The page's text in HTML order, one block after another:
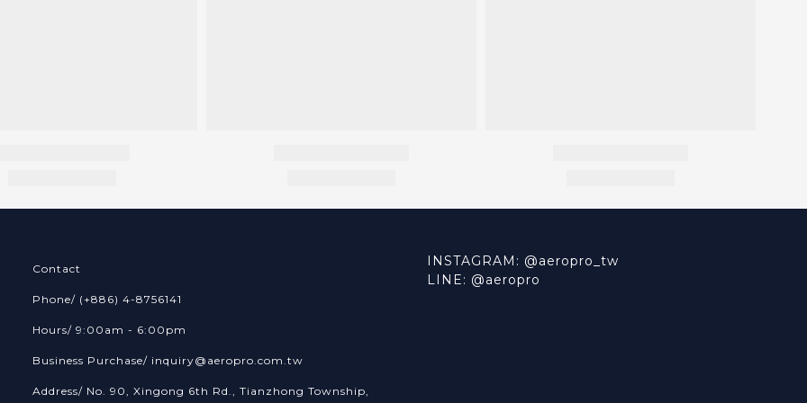
Contact
Phone/ (+886) 4-8756141
Hours/ 9:00am - 6:00pm
Business Purchase/ inquiry@aeropro.com.tw
Address/ No. 90, Xingong 6th Rd., Tianzhong Township,
INSTAGRAM: @aeropro_tw
LINE: @aeropro